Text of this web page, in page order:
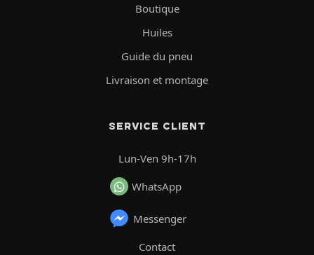
Boutique
Huiles
Guide du pneu
Livraison et montage
SERVICE CLIENT
Lun-Ven 9h-17h
WhatsApp
Messenger
Contact